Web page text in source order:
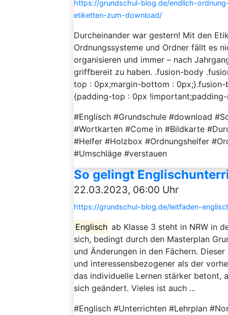
https://grundschul-blog.de/endlich-
etiketten-zum-download/
Durcheinander war gestern! Mit den
Ordnungssysteme und Ordner fällt es
organisieren und immer – nach
griffbereit zu haben. .fusion-body
top : 0px;margin-bottom :
{padding-top : 0px
#Englisch #Grundschule #download
#Wortkarten #Come in #Bildkarte
#Helfer #Holzbox #Ordnungshelfer
#Umschläge #verstauen
So gelingt
22.03.2023, 06:00 Uhr
https://grundschul-blog.de/leitfaden-
Englisch ab Klasse 3 steht in NRW in
sich, bedingt durch den Masterplan
und Änderungen in den Fächern.
und interessensbezogener als der
das individuelle Lernen stärker betont,
sich geändert. Vieles ist auch ...
#Englisch #Unterrichten #Lehrplan